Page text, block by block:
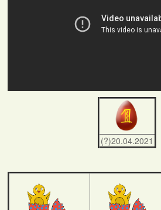
(?)20.04.2021